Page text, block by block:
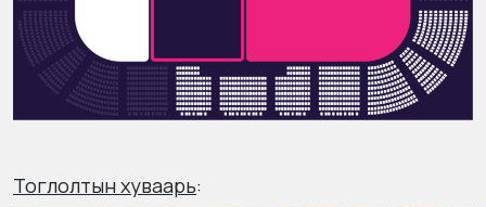
Тоглолтын хуваарь: